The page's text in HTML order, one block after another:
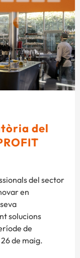
del
del sector
en
solucions
de
de maig.